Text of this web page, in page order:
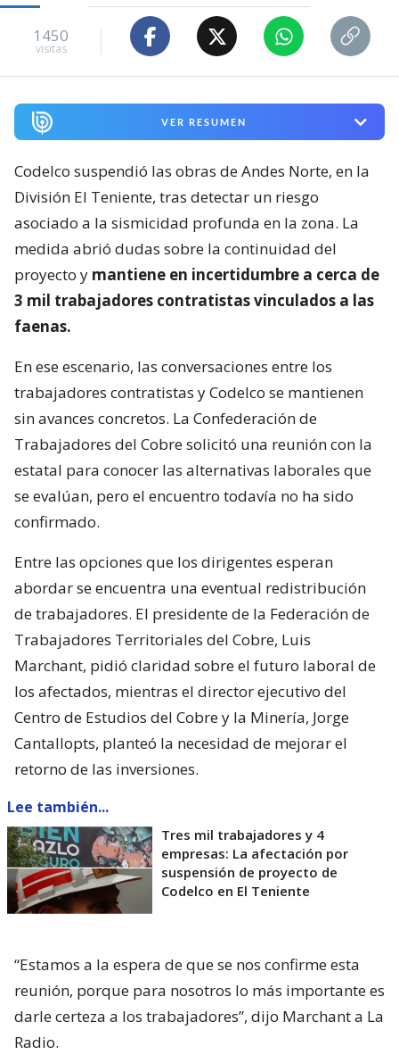
1450
visitas
VER RESUMEN
Codelco suspendió las obras de Andes Norte, en la
División El Teniente, tras detectar un riesgo
asociado a la sismicidad profunda en la zona. La
medida abrió dudas sobre la continuidad del
proyecto y mantiene en incertidumbre a cerca de
3 mil trabajadores contratistas vinculados a las
faenas.
En ese escenario, las conversaciones entre los
trabajadores contratistas y Codelco se mantienen
sin avances concretos. La Confederación de
Trabajadores del Cobre solicitó una reunión con la
estatal para conocer las alternativas laborales que
se evalúan, pero el encuentro todavía no ha sido
confirmado.
Entre las opciones que los dirigentes esperan
abordar se encuentra una eventual redistribución
de trabajadores. El presidente de la Federación de
Trabajadores Territoriales del Cobre, Luis
Marchant, pidió claridad sobre el futuro laboral de
los afectados, mientras el director ejecutivo del
Centro de Estudios del Cobre y la Minería, Jorge
Cantallopts, planteó la necesidad de mejorar el
retorno de las inversiones.
Lee también...
Tres mil trabajadores y 4
empresas: La afectación por
suspensión de proyecto de
Codelco en El Teniente
“Estamos a la espera de que se nos confirme esta
reunión, porque para nosotros lo más importante es
darle certeza a los trabajadores”, dijo Marchant a La
Radio.